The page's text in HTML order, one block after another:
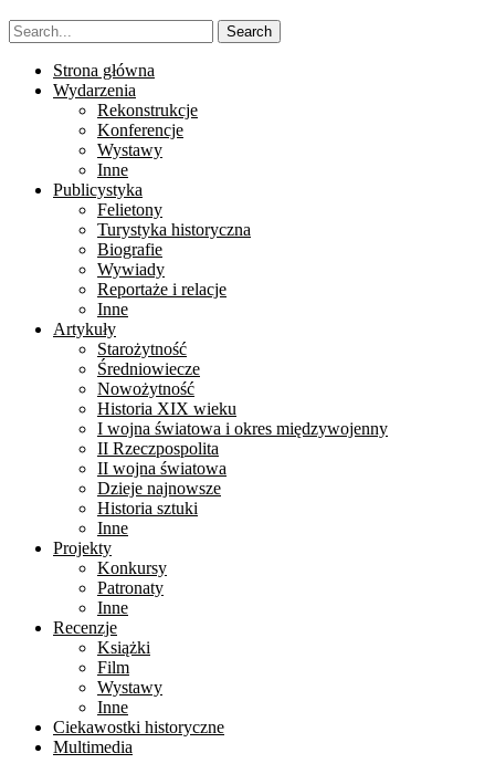
Strona główna
Wydarzenia
Rekonstrukcje
Konferencje
Wystawy
Inne
Publicystyka
Felietony
Turystyka historyczna
Biografie
Wywiady
Reportaże i relacje
Inne
Artykuły
Starożytność
Średniowiecze
Nowożytność
Historia XIX wieku
I wojna światowa i okres międzywojenny
II Rzeczpospolita
II wojna światowa
Dzieje najnowsze
Historia sztuki
Inne
Projekty
Konkursy
Patronaty
Inne
Recenzje
Książki
Film
Wystawy
Inne
Ciekawostki historyczne
Multimedia